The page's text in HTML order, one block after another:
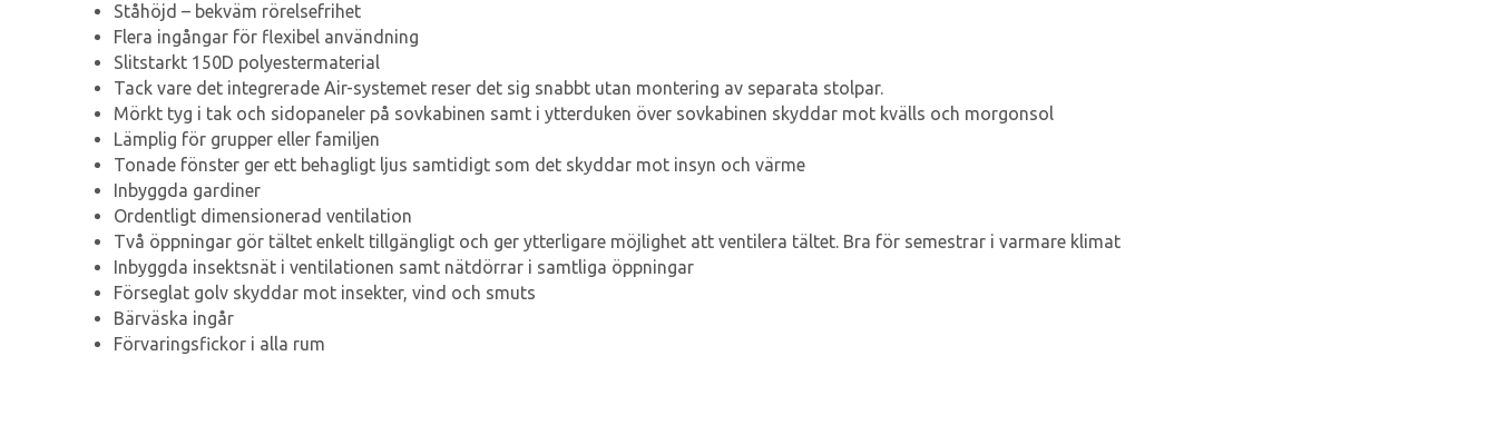
Ståhöjd – bekväm rörelsefrihet
Flera ingångar för flexibel användning
Slitstarkt 150D polyestermaterial
Tack vare det integrerade Air-systemet reser det sig snabbt utan montering av separata stolpar.
Mörkt tyg i tak och sidopaneler på sovkabinen samt i ytterduken över sovkabinen skyddar mot kvälls och morgonsol
Lämplig för grupper eller familjen
Tonade fönster ger ett behagligt ljus samtidigt som det skyddar mot insyn och värme
Inbyggda gardiner
Ordentligt dimensionerad ventilation
Två öppningar gör tältet enkelt tillgängligt och ger ytterligare möjlighet att ventilera tältet. Bra för semestrar i varmare klimat
Inbyggda insektsnät i ventilationen samt nätdörrar i samtliga öppningar
Förseglat golv skyddar mot insekter, vind och smuts
Bärväska ingår
Förvaringsfickor i alla rum